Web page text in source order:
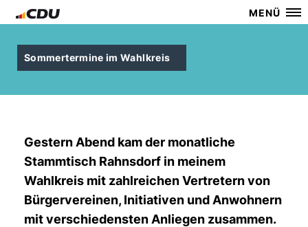
MENÜ
Sommertermine im Wahlkreis
Gestern Abend kam der monatliche
Stammtisch Rahnsdorf in meinem
Wahlkreis mit zahlreichen Vertretern von
Bürgervereinen, Initiativen und Anwohnern
mit verschiedensten Anliegen zusammen.